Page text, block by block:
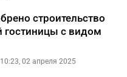
строительство
гостиницы с видом
10:23, 02 апреля 2025